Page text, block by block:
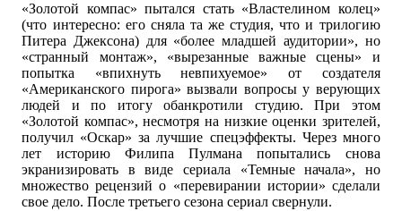
«Золотой компас» пытался стать «Властелином колец»
(что интересно: его сняла та же студия, что и трилогию
Питера Джексона) для «более младшей аудитории», но
«странный монтаж», «вырезанные важные сцены» и
попытка «впихнуть невпихуемое» от создателя
«Американского пирога» вызвали вопросы у верующих
людей и по итогу обанкротили студию. При этом
«Золотой компас», несмотря на низкие оценки зрителей,
получил «Оскар» за лучшие спецэффекты. Через много
лет историю Филипа Пулмана попытались снова
экранизировать в виде сериала «Темные начала», но
множество рецензий о «перевирании истории» сделали
свое дело. После третьего сезона сериал свернули.